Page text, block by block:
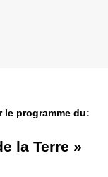
le programme du:
la Terre »